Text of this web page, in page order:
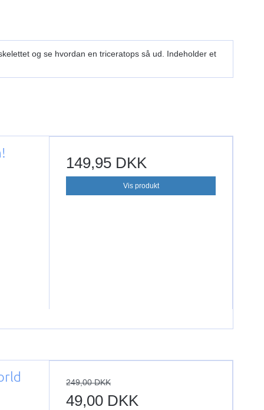
og se hvordan en triceratops så ud. Indeholder et
149,95 DKK
Vis produkt
249,00 DKK
49,00 DKK